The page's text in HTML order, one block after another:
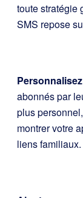
toute stratégie
SMS repose
abonnés par
plus
montrer votre
liens familiaux.